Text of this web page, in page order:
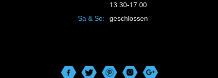
13.30-17.00
Sa & So:
geschlossen